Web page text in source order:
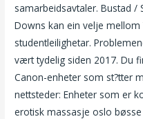
samarbeidsavtaler. Bustad /
Downs kan ein velje mellom
studentleilighetar.
vært tydelig siden 2017. Du
Canon-enheter som st?tter
nettsteder: Enheter som er
erotisk massasje oslo